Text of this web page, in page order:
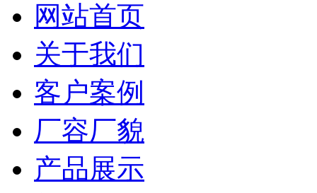
网站首页
关于我们
客户案例
厂容厂貌
产品展示